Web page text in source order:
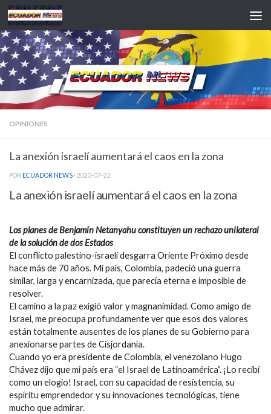
Saltar al contenido
OPINIONES
La anexión israelí aumentará el caos en la zona
POR ECUADOR NEWS · 2020-07-22
La anexión israelí aumentará el caos en la zona
Los planes de Benjamín Netanyahu constituyen un rechazo unilateral
de la solución de dos Estados
El conflicto palestino-israelí desgarra Oriente Próximo desde
hace más de 70 años. Mi país, Colombia, padeció una guerra
similar, larga y encarnizada, que parecía eterna e imposible de
resolver.
El camino a la paz exigió valor y magnanimidad. Como amigo de
Israel, me preocupa profundamente ver que esos dos valores
están totalmente ausentes de los planes de su Gobierno para
anexionarse partes de Cisjordania.
Cuando yo era presidente de Colombia, el venezolano Hugo
Chávez dijo que mi país era “el Israel de Latinoamérica”. ¡Lo recibí
como un elogio! Israel, con su capacidad de resistencia, su
espíritu emprendedor y su innovaciones tecnológicas, tiene
mucho que admirar.